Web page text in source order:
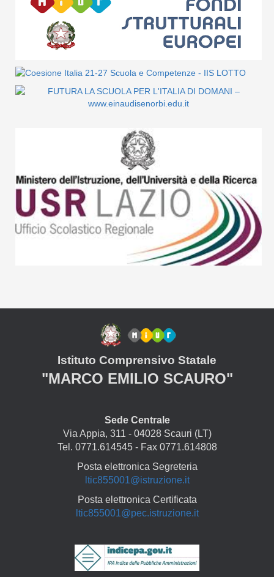
Istituto Comprensivo Statale
"MARCO EMILIO SCAURO"
Sede Centrale
Via Appia, 311 - 04028 Scauri (LT)
Tel. 0771.614545 - Fax 0771.614808
Posta elettronica Segreteria
ltic855001@istruzione.it
Posta elettronica Certificata
ltic855001@pec.istruzione.it